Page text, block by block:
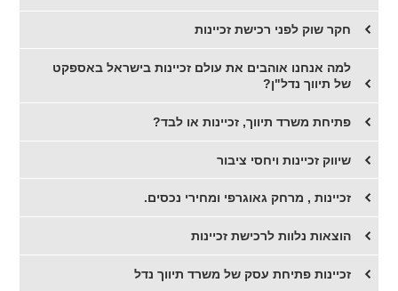
חקר שוק לפני רכישת זכיינות
​למה אנחנו אוהבים את עולם זכיינות בישראל באספקט
של תיווך נדל"ן?
​פתיחת משרד תיווך, זכיינות או לבד?
שיווק זכיינות ויחסי ציבור
זכיינות , מרחק גאוגרפי ומחירי נכסים.
הוצאות נלוות לרכישת זכיינות
זכיינות פתיחת עסק של משרד תיווך נדל